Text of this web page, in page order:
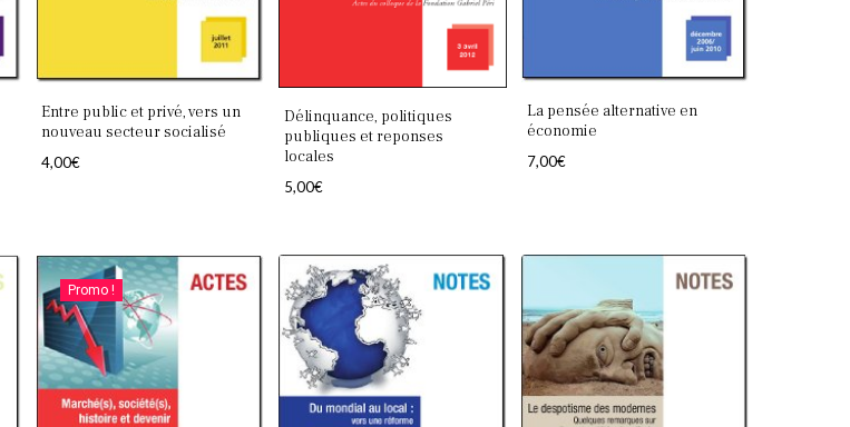
Entre public et privé, vers un
nouveau secteur socialisé
4,00€
Délinquance, politiques
publiques et reponses
locales
5,00€
La pensée alternative en
économie
7,00€
Promo !